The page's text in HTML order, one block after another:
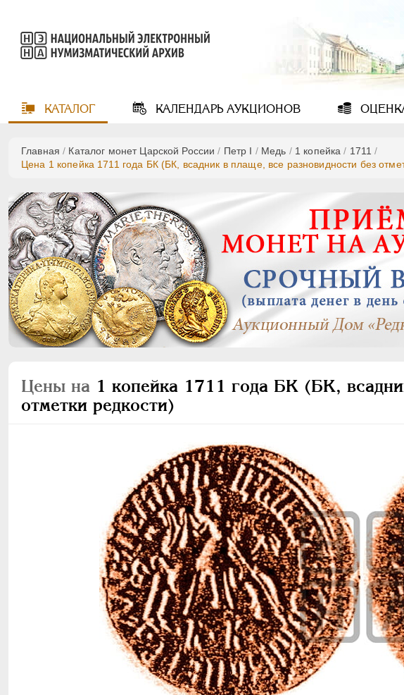
КАТАЛОГ КАЛЕНДАРЬАУКЦИОНОВ
Главная / Каталог монет Царской России / Пeтр I / Медь / 1 копейка / 1711 /
Цена 1 копейка 1711 года БК (БК, всадник в плаще, все разновидности без
Цены на 1 копейка 1711 года БК (БК,
отметки редкости)